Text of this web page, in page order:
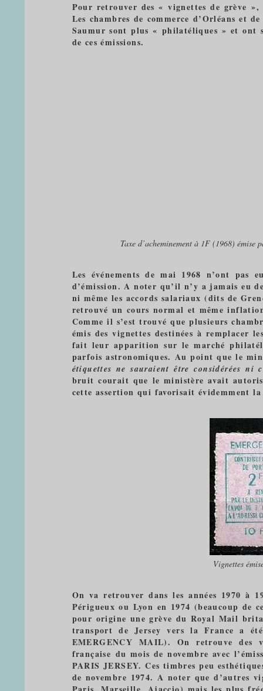
Pour retrouver des « vignettes de grève
Les chambres de commerce d’Orléans et
Saumur sont plus « philatéliques » et ont
de ces émissions.
Taxe d’acheminement à 1F (1968)
Les événements de mai 1968 n’ont pas
d’émission. A noter qu’il n’y a jamais eu
ni même les accords salariaux (dits de
retrouvé un cours normal et même
Comme il s’est trouvé que plusieurs
émis des vignettes destinées à remplacer
fait leur apparition sur le marché
parfois astronomiques. Au point que le
étiquettes ne sauraient être considérées ni
bruit courait que le ministère avait
cette assertion qui favorisait évidemment
Vignettes
On va retrouver dans les années 1970 à
Périgueux ou Lyon en 1974 (beaucoup de
pour origine une grève du Royal Mail
transport de Jersey vers la France a
EMERGENCY MAIL). On retrouve des
française du mois de novembre avec
PARIS JERSEY. Ces timbres peu
de novembre 1974. A noter que d’autres